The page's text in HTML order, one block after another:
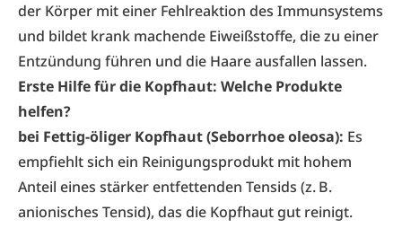
der Körper mit einer Fehlreaktion des Immun­systems
und bildet krank machende Eiweißstoffe, die zu einer
Entzündung führen und die Haare ausfallen lassen.
Erste Hilfe für die Kopfhaut: Welche Produkte
helfen?
bei Fettig-öliger Kopfhaut (Seborrhoe oleosa): Es
empfiehlt sich ein Reinigungsprodukt mit hohem
Anteil eines stärker entfettenden Tensids (z. B.
anionisches Tensid), das die Kopfhaut gut reinigt.